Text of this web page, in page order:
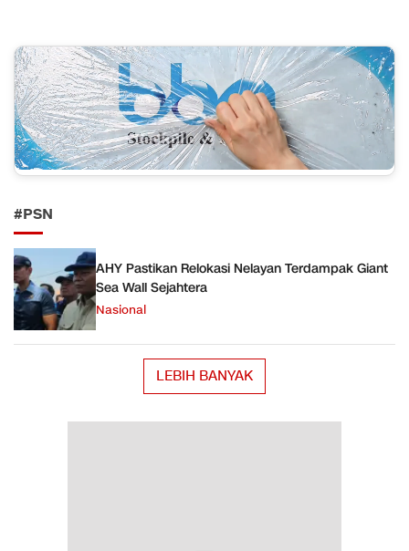
#PSN
AHY Pastikan Relokasi Nelayan Terdampak Giant
Sea Wall Sejahtera
Nasional
LEBIH BANYAK